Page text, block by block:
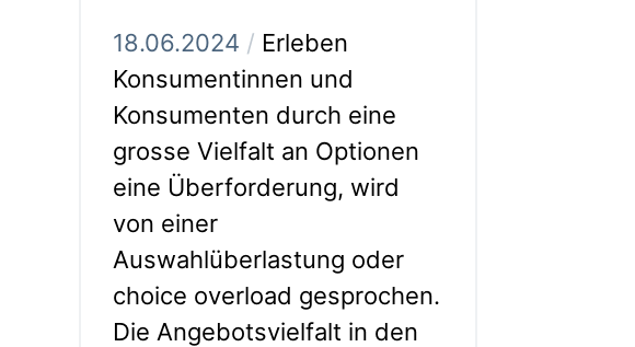
18.06.2024 / Erleben
Konsumentinnen und
Konsumenten durch eine
grosse Vielfalt an Optionen
eine Überforderung, wird
von einer
Auswahlüberlastung oder
choice overload gesprochen.
Die Angebotsvielfalt in den